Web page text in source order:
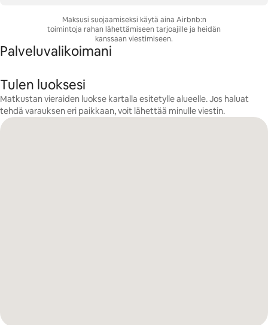
Maksusi suojaamiseksi käytä aina Airbnb:n
toimintoja rahan lähettämiseen tarjoajille ja heidän
kanssaan viestimiseen.
Palveluvalikoimani
Tulen luoksesi
Matkustan vieraiden luokse kartalla esitetylle alueelle. Jos haluat
tehdä varauksen eri paikkaan, voit lähettää minulle viestin.